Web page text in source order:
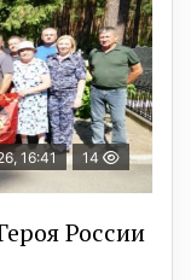
16:41 14
России